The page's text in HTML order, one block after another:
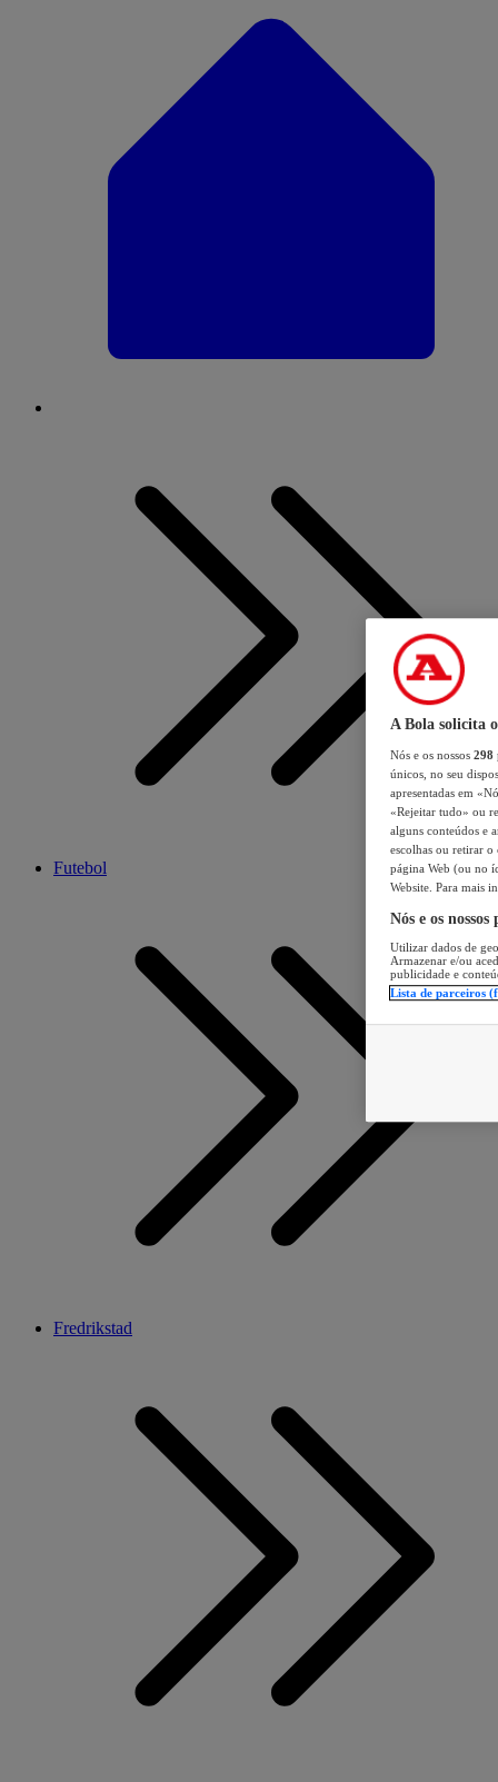
Futebol
Fredrikstad
A Bola solicita
Nós e os nossos 298
únicos, no seu
apresentadas em
«Rejeitar tudo» ou
alguns conteúdos e
escolhas ou retirar
página Web (ou no
Website. Para mais
Nós e os
Utilizar dados de
Armazenar e/ou
publicidade e
Lista de parceiros